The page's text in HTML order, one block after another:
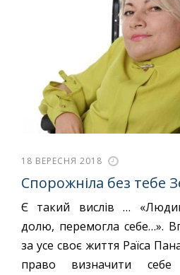
18 ВЕРЕСНЯ 2018
Спорожніла без тебе
Є такий вислів …
долю, перемогла себе…».
за усе своє життя Раїса
право визначити